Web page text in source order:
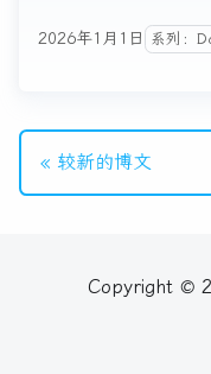
2026年1月1日 系列：
较新的博文
Copyright ©